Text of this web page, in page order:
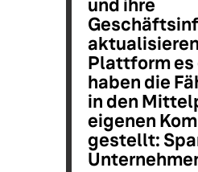
und ihre
Plattform es
haben die
in den
eigenen
gestellt: